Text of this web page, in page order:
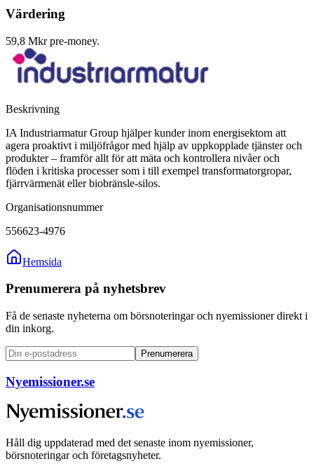
Värdering
59,8 Mkr pre-money.
Beskrivning
IA Industriarmatur Group hjälper kunder inom energisektorn att
agera proaktivt i miljöfrågor med hjälp av uppkopplade tjänster och
produkter – framför allt för att mäta och kontrollera nivåer och
flöden i kritiska processer som i till exempel transformatorgropar,
fjärrvärmenät eller biobränsle-silos.
Organisationsnummer
556623-4976
Hemsida
Prenumerera på nyhetsbrev
Få de senaste nyheterna om börsnoteringar och nyemissioner direkt i
din inkorg.
Prenumerera
Nyemissioner.se
Håll dig uppdaterad med det senaste inom nyemissioner,
börsnoteringar och företagsnyheter.